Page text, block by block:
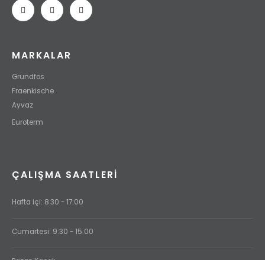
MARKALAR
Grundfos
Fraenkische
Ayvaz
Euroterm
ÇALIŞMA SAATLERI
Hafta içi: 8.30 - 17:00
Cumartesi: 9:30 - 15:00